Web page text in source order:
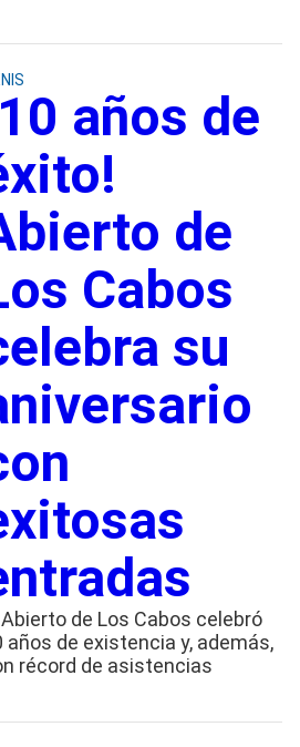
años de
de
Cabos
su
Abierto de Los Cabos celebró
años de existencia y, además,
récord de asistencias